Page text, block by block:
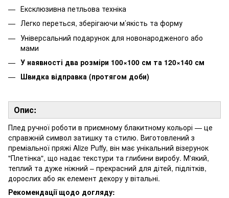
Ексклюзивна петльова техніка
Легко переться, зберігаючи м’якість та форму
Універсальний подарунок для новонародженого або
мами
У наявності два розміри 100×100 см та 120×140 см
Швидка відправка (протягом доби)
Опис:
Плед ручної роботи в приємному блакитному кольорі — це
справжній символ затишку та стилю. Виготовлений з
преміальної пряжі Alize Puffy, він має унікальний візерунок
"Плетінка", що надає текстури та глибини виробу. М'який,
теплий та дуже ніжний – прекрасний для дітей, підлітків,
дорослих або як елемент декору у вітальні.
Рекомендації щодо догляду: